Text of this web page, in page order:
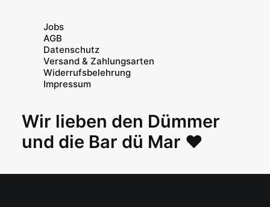
Jobs
AGB
Datenschutz
Versand & Zahlungsarten
Widerrufsbelehrung
Impressum
Wir lieben den Dümmer
und die Bar dü Mar ♥